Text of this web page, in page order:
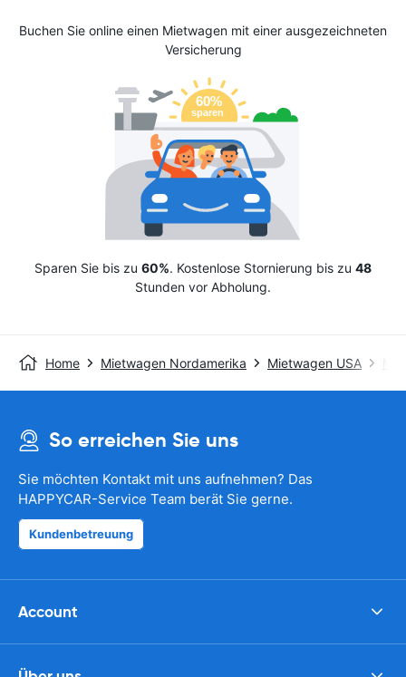
Buchen Sie online einen Mietwagen mit einer ausgezeichneten
Versicherung
Sparen Sie bis zu 60%. Kostenlose Stornierung bis zu 48
Stunden vor Abholung.
Home Mietwagen Nordamerika Mietwagen USA
So erreichen Sie uns
Sie möchten Kontakt mit uns aufnehmen? Das
HAPPYCAR-Service Team berät Sie gerne.
Kundenbetreuung
Account